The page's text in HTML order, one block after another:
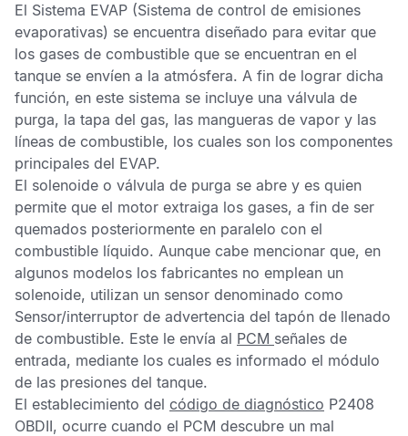
El Sistema EVAP (Sistema de control de emisiones
evaporativas) se encuentra diseñado para evitar que
los gases de combustible que se encuentran en el
tanque se envíen a la atmósfera. A fin de lograr dicha
función, en este sistema se incluye una válvula de
purga, la tapa del gas, las mangueras de vapor y las
líneas de combustible, los cuales son los componentes
principales del EVAP.
El solenoide o válvula de purga se abre y es quien
permite que el motor extraiga los gases, a fin de ser
quemados posteriormente en paralelo con el
combustible líquido. Aunque cabe mencionar que, en
algunos modelos los fabricantes no emplean un
solenoide, utilizan un sensor denominado como
Sensor/interruptor de advertencia del tapón de llenado
de combustible. Este le envía al PCM señales de
entrada, mediante los cuales es informado el módulo
de las presiones del tanque.
El establecimiento del código de diagnóstico P2408
OBDII, ocurre cuando el PCM descubre un mal